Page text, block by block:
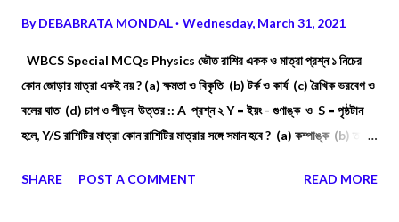
ByDEBABRATA MONDAL Wednesday, March 31, 2021
WBCS Special MCQs Physics ভৌত রাশির একক ও মাত্রা প্রশ্ন ১ নিচের
কোন জোড়ার মাত্রা একই নয় ? (a) ক্ষমতা ও বিকৃতি (b) টর্ক ও কার্য (c) রৈখিক ভরবেগ ও
বলের ঘাত (d) চাপ ও পীড়ন উত্তর :: A প্রশ্ন ২ Y = ইয়ং - গুণাঙ্ক ও S = পৃষ্ঠটান
হলে, Y/S রাশিটির মাত্রা কোন রাশিটির মাত্রার সঙ্গে সমান হবে ? (a) কম্পাঙ্ক (b) তরঙ্গ
SHARE
POST A COMMENT READ MORE